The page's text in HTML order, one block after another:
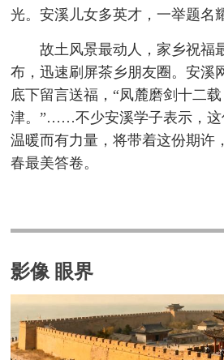
光。安溪儿女多英才，一举题名
故土风景最动人，家乡祝福
布，迅速刷屏茶乡朋友圈。安溪
底下留言送福，“凤麓磨剑十二
津。”……不少安溪学子表示，这
温暖而有力量，将带着这份期许
春最美答卷。
影像 眼界